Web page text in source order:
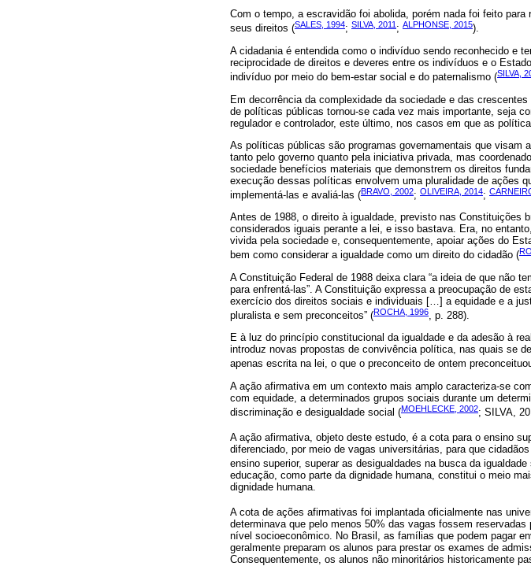
Com o tempo, a escravidão foi abolida, porém nada foi feito
seus direitos (SALES, 1994; SILVA, 2011 ; ALPHONSE, 2015).
A cidadania é entendida como o indivíduo sendo reconhecido e
reciprocidade de direitos e deveres entre os indivíduos e o
indivíduo por meio do bem-estar social e do paternalismo (SILVA,
Em decorrência da complexidade da sociedade e das
de políticas públicas tornou-se cada vez mais importante, seja
regulador e controlador, este último, nos casos em que as
As políticas públicas são programas governamentais que visam
tanto pelo governo quanto pela iniciativa privada, mas
sociedade benefícios materiais que demonstrem os direitos
execução dessas políticas envolvem uma pluralidade de ações
implementá-las e avaliá-las (BRAVO, 2002; OLIVEIRA, 2014;
Antes de 1988, o direito à igualdade, previsto nas Constituições
considerados iguais perante a lei, e isso bastava. Era, no
vivida pela sociedade e, consequentemente, apoiar ações do
bem como considerar a igualdade como um direito do cidadão (
A Constituição Federal de 1988 deixa clara “a ideia de que não
para enfrentá-las”. A Constituição expressa a preocupação de
exercício dos direitos sociais e individuais […] a equidade e a
pluralista e sem preconceitos” (ROCHA, 1996, p. 288).
E à luz do princípio constitucional da igualdade e da adesão à
introduz novas propostas de convivência política, nas quais se
apenas escrita na lei, o que o preconceito de ontem
A ação afirmativa em um contexto mais amplo caracteriza-se
com equidade, a determinados grupos sociais durante um
discriminação e desigualdade social (MOEHLECKE, 2002; SILVA,
A ação afirmativa, objeto deste estudo, é a cota para o ensino
diferenciado, por meio de vagas universitárias, para que
ensino superior, superar as desigualdades na busca da igualdade
educação, como parte da dignidade humana, constitui o meio
dignidade humana.
A cota de ações afirmativas foi implantada oficialmente nas
determinava que pelo menos 50% das vagas fossem
nível socioeconômico. No Brasil, as famílias que podem pagar
geralmente preparam os alunos para prestar os exames de
Consequentemente, os alunos não minoritários historicamente